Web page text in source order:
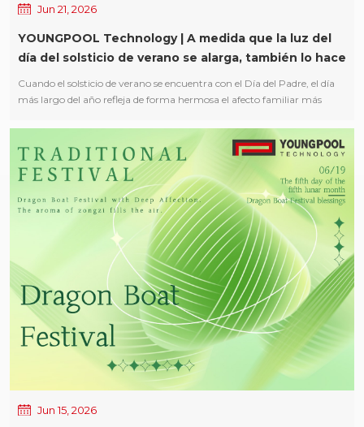
acuerdo con procedimientos estan...
Jun 21, 2026
YOUNGPOOL Technology | A medida que la luz del
día del solsticio de verano se alarga, también lo hace
el amor de un padre
Cuando el solsticio de verano se encuentra con el Día del Padre, el día
más largo del año refleja de forma hermosa el afecto familiar más
YOUNGPOOL Technology extiende su sincero respeto y sus mejores
deseos a todos los padres: A medida que la luz del sol del solsticio de
verano se alarga, también lo hace el amor de un padre. Que todos los
padres disfruten de buena salud, felicidad y bienestar. Que cada acto de
devoción silenciosa sea tratado con delicadeza por el tiempo y
recordado con gratitud. ¡Deseando a todos un alegre solsticio de verano
y un feliz Día del Padre!
Jun 15, 2026